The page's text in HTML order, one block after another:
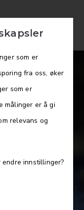
som er
fra oss, øker
som er
målinger er å gi
relevans og
innstillinger?
AS